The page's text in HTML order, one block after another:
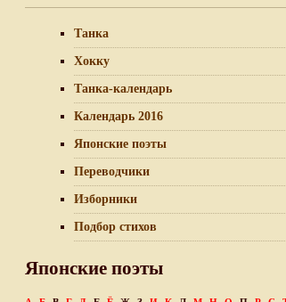
Танка
Хокку
Танка-календарь
Календарь 2016
Японские поэты
Переводчики
Изборники
Подбор стихов
Японские поэты